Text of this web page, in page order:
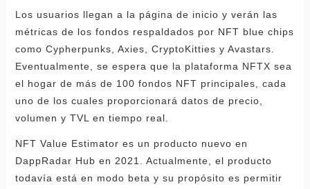
Los usuarios llegan a la página de inicio y verán las
métricas de los fondos respaldados por NFT blue chips
como Cypherpunks, Axies, CryptoKitties y Avastars.
Eventualmente, se espera que la plataforma NFTX sea
el hogar de más de 100 fondos NFT principales, cada
uno de los cuales proporcionará datos de precio,
volumen y TVL en tiempo real.
NFT Value Estimator es un producto nuevo en
DappRadar Hub en 2021. Actualmente, el producto
todavía está en modo beta y su propósito es permitir